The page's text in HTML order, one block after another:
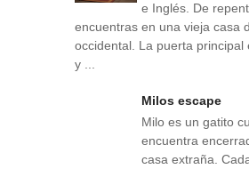
e Inglés. De
encuentras en una vieja casa
occidental. La puerta principal
y ...
Milos escape
Milo es un gatito
encuentra
casa extraña.